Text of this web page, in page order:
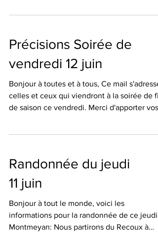
plus tôt. Le dénivelé se fait le matin, pause
repas à la chapelle (zone ombragée).
Recommandations habituelles (eau,
protection contre le soleil
Précisions Soirée de
vendredi 12 juin
Bonjour à toutes et à tous, Ce mail s'adresse
celles et ceux qui viendront à la soirée de
de saison ce vendredi. Merci d'apporter vos
Randonnée du jeudi
11 juin
Bonjour à tout le monde, voici les
informations pour la randonnée de ce jeudi
Montmeyan: Nous partirons du Recoux à